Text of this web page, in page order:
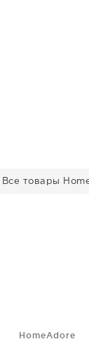
Все товары
HomeAdore